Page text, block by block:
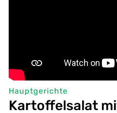
Hauptgerichte
Kartoffelsalat